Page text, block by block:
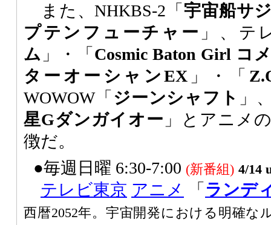
また、NHKBS-2「宇宙船サ
プテンフューチャー 」、テ
ム 」・「 Cosmic Baton Girl コ
ターオーシャンEX 」・「
WOWOW「 ジーンシャフト 」
星Gダンガイオー 」とアニメ
徴だ。
●毎週日曜 6:30-7:00 (新番組) 4/14
テレビ東京 アニメ 「 ランデ
西暦2052年。宇宙開発における明確な